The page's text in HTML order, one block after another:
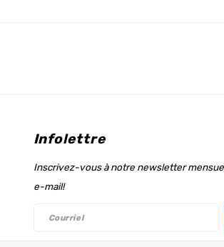
Infolettre
Inscrivez-vous à notre newsletter
e-mail!